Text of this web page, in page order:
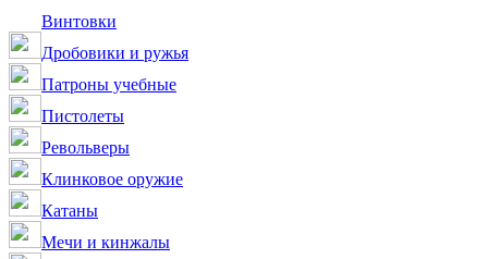
Винтовки
Дробовики и ружья
Патроны учебные
Пистолеты
Револьверы
Клинковое оружие
Катаны
Мечи и кинжалы